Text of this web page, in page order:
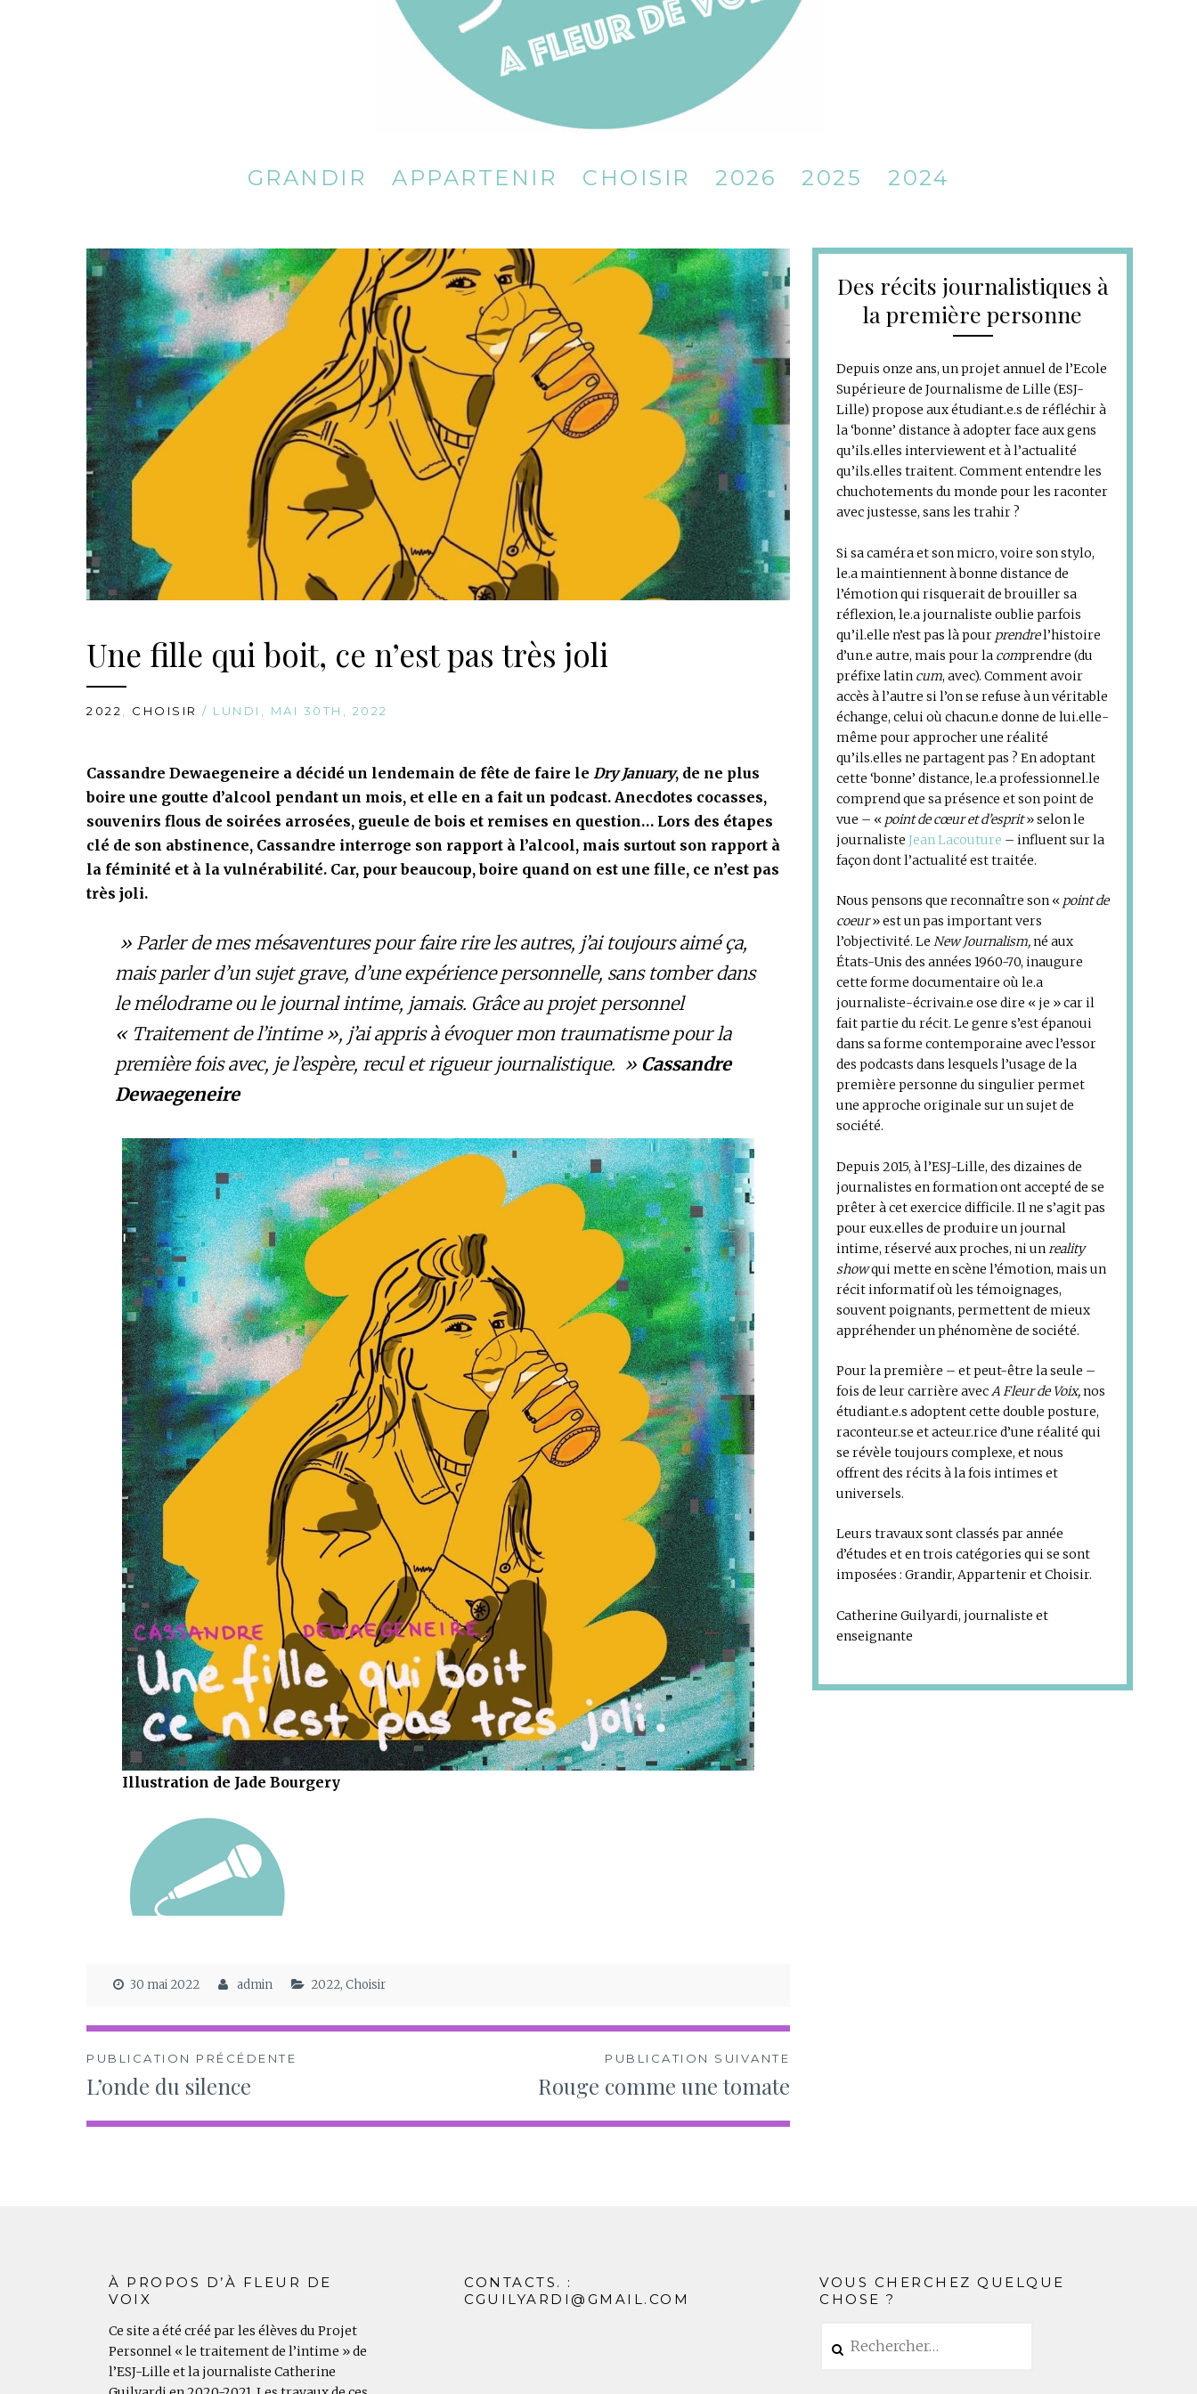
A fleur de voixGRANDIR APPARTENIR CHOISIR 2026 2025 2024
Une fille qui boit, ce n’est pas très joli
2022 CHOISIR / LUNDI, MAI 30TH, 2022
Cassandre Dewaegeneire a décidé un lendemain de fête de faire le Dry January, de ne plus
boire une goutte d’alcool pendant un mois, et elle en a fait un podcast. Anecdotes cocasses,
souvenirs flous de soirées arrosées, gueule de bois et remises en question… Lors des étapes
clé de son abstinence, Cassandre interroge son rapport à l’alcool, mais surtout son rapport à
la féminité et à la vulnérabilité. Car, pour beaucoup, boire quand on est une fille, ce n’est pas
très joli.
» Parler de mes mésaventures pour faire rire les autres, j’ai toujours aimé ça,
mais parler d’un sujet grave, d’une expérience personnelle, sans tomber dans
le mélodrame ou le journal intime, jamais. Grâce au projet personnel
« Traitement de l’intime », j’ai appris à évoquer mon traumatisme pour la
première fois avec, je l’espère, recul et rigueur journalistique. » Cassandre
Dewaegeneire
Illustration de Jade Bourgery
30 mai 2022 admin 2022, Choisir
Navigation
de
PUBLICATION PRÉCÉDENTE
L’onde du silence
PUBLICATION SUIVANTE
Rouge comme une tomate
Des récits journalistiques à
la première personne
Depuis onze ans, un projet annuel de l’Ecole
Supérieure de Journalisme de Lille (ESJ-
Lille) propose aux étudiant.e.s de réfléchir à
la ‘bonne’ distance à adopter face aux gens
qu’ils.elles interviewent et à l’actualité
qu’ils.elles traitent. Comment entendre les
chuchotements du monde pour les raconter
avec justesse, sans les trahir ?
Si sa caméra et son micro, voire son stylo,
le.a maintiennent à bonne distance de
l’émotion qui risquerait de brouiller sa
réflexion, le.a journaliste oublie parfois
qu’il.elle n’est pas là pour prendrel’histoire
d’un.e autre, mais pour la comprendre (du
préfixe latin cum, avec). Comment avoir
accès à l’autre si l’on se refuse à un véritable
échange, celui où chacun.e donne de lui.elle-
même pour approcher une réalité
qu’ils.elles ne partagent pas ? En adoptant
cette ‘bonne’ distance, le.a professionnel.le
comprend que sa présence et son point de
vue – « point de cœur et d’esprit» selon le
journaliste Jean Lacouture – influent sur la
façon dont l’actualité est traitée.
Nous pensons que reconnaître son « point de
coeur» est un pas important vers
l’objectivité. Le New Journalism,né aux
États-Unis des années 1960-70, inaugure
cette forme documentaire où le.a
journaliste-écrivain.e ose dire « je » car il
fait partie du récit. Le genre s’est épanoui
dans sa forme contemporaine avec l’essor
des podcasts dans lesquels l’usage de la
première personne du singulier permet
une approche originale sur un sujet de
société.
Depuis 2015, à l’ESJ-Lille, des dizaines de
journalistes en formation ont accepté de se
prêter à cet exercice difficile. Il ne s’agit pas
pour eux.elles de produire un journal
intime, réservé aux proches, ni un reality
showqui mette en scène l’émotion, mais un
récit informatif où les témoignages,
souvent poignants, permettent de mieux
appréhender un phénomène de société.
Pour la première – et peut-être la seule –
fois de leur carrière avecA Fleur de Voix,nos
étudiant.e.s adoptent cette double posture,
raconteur.se et acteur.rice d’une réalité qui
se révèle toujours complexe, et nous
offrent des récits à la fois intimes et
universels.
Leurs travaux sont classés par année
d’études et en trois catégories qui se sont
imposées : Grandir, Appartenir et Choisir.
Catherine Guilyardi, journaliste et
enseignante
À PROPOS D’À FLEUR DE
VOIX
Ce site a été créé par les élèves du Projet
Personnel « le traitement de l’intime » de
l’ESJ-Lille et la journaliste Catherine
CONTACTS. :
CGUILYARDI@GMAIL.COM
VOUS CHERCHEZ QUELQUE
CHOSE ?